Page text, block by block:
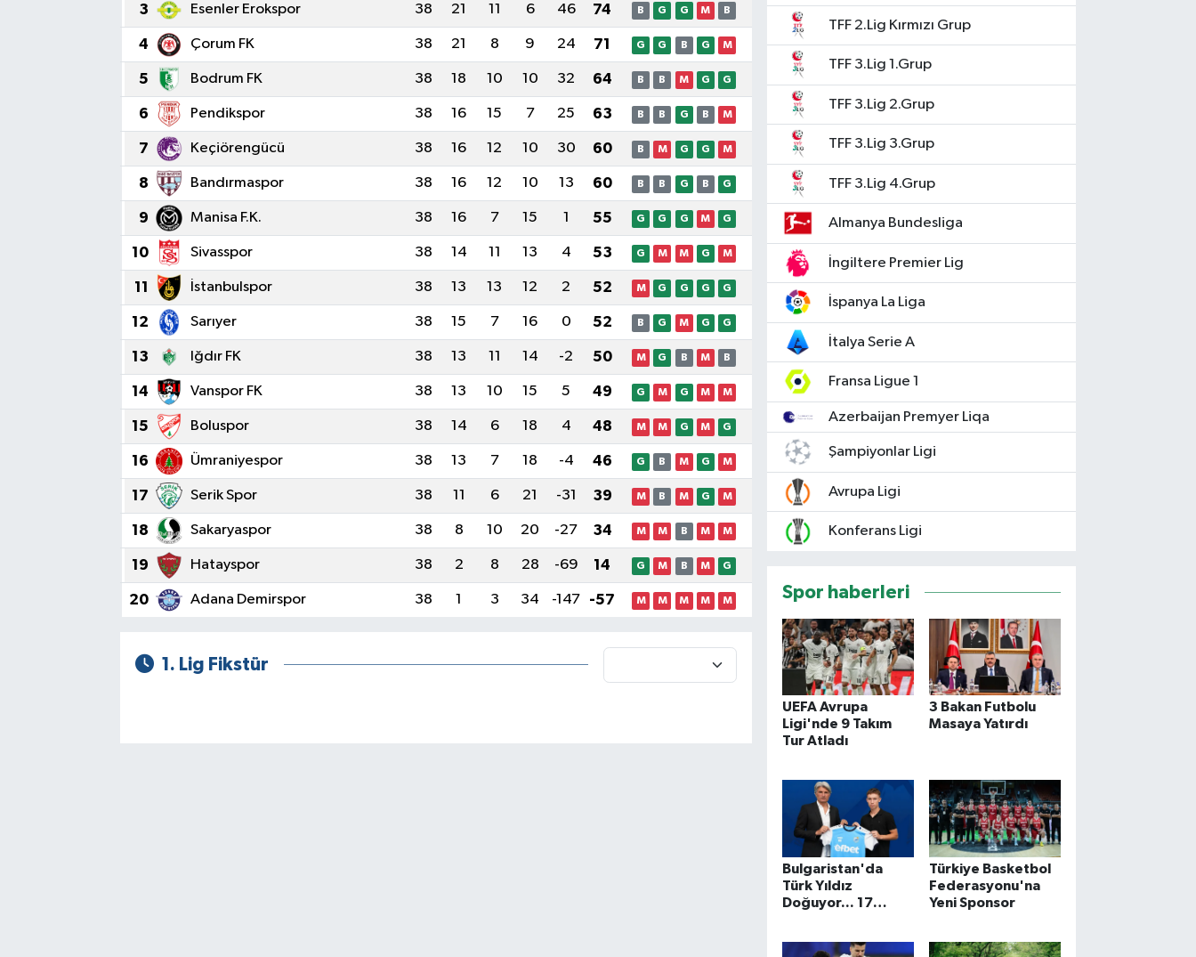
3 Esenler Erokspor 38 21 11 6 46 74 B G G M B
4 Çorum FK 38 21 8 9 24 71 G G B G M
5 Bodrum FK 38 18 10 10 32 64 B B M G G
6 Pendikspor 38 16 15 7 25 63 B B G B M
7 Keçiörengücü 38 16 12 10 30 60 B M G G M
8 Bandırmaspor 38 16 12 10 13 60 B B G B G
9 Manisa F.K. 38 16 7 15 1 55 G G G M G
10 Sivasspor 38 14 11 13 4 53 G M M G M
11 İstanbulspor 38 13 13 12 2 52 M G G G G
12 Sarıyer 38 15 7 16 0 52 B G M G G
13 Iğdır FK 38 13 11 14 -2 50 M G B M B
14 Vanspor FK 38 13 10 15 5 49 G M G M M
15 Boluspor 38 14 6 18 4 48 M M G M G
16 Ümraniyespor 38 13 7 18 -4 46 G B M G M
17 Serik Spor 38 11 6 21 -31 39 M B M G M
18 Sakaryaspor 38 8 10 20 -27 34 M M B M M
19 Hatayspor 38 2 8 28 -69 14 G M B M G
20 Adana Demirspor 38 1 3 34 -147 -57 M M M M M
1. Lig Fikstür
TFF 2.Lig Kırmızı Grup
TFF 3.Lig 1.Grup
TFF 3.Lig 2.Grup
TFF 3.Lig 3.Grup
TFF 3.Lig 4.Grup
Almanya Bundesliga
İngiltere Premier Lig
İspanya La Liga
İtalya Serie A
Fransa Ligue 1
Azerbaijan Premyer Liqa
Şampiyonlar Ligi
Avrupa Ligi
Konferans Ligi
Spor haberleri
UEFA Avrupa
Ligi'nde 9 Takım
Tur Atladı
3 Bakan Futbolu
Masaya Yatırdı
Bulgaristan'da
Türk Yıldız
Doğuyor... 17
Türkiye Basketbol
Federasyonu'na
Yeni Sponsor
Tarih - Kültür - Sanat - Turizm